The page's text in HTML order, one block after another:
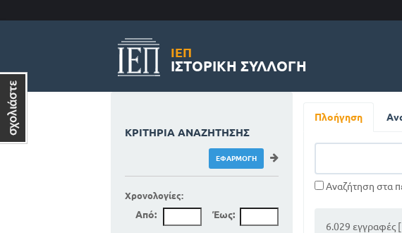
ΙΕΠ
ΙΣΤΟΡΙΚΉ ΣΥΛΛΟΓΉ
Πλοήγηση
Αναζήτηση στα
6.029 εγγραφές
ΚΡΙΤΉΡΙΑ ΑΝΑΖΉΤΗΣΗΣ
Χρονολογίες:
Από: Έως: